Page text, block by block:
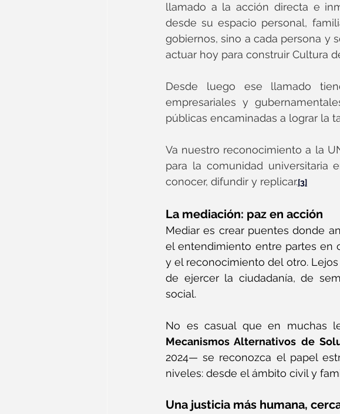
llamado a la acción directa e
desde su espacio personal,
gobiernos, sino a cada persona y
actuar hoy para construir Cultura
Desde luego ese llamado
empresariales y
públicas encaminadas a lograr la
Va nuestro reconocimiento a la
para la comunidad universitaria
conocer, difundir y replicar.[3]
La mediación: paz en acción
Mediar es crear puentes donde
el entendimiento entre partes en
y el reconocimiento del otro.
de ejercer la ciudadanía, de
social.
No es casual que en muchas
Mecanismos Alternativos de
2024— se reconozca el papel
niveles: desde el ámbito civil y
Una justicia más humana,